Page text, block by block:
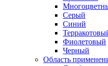
Серый
Синий
Фиолетовый
Черный
Область